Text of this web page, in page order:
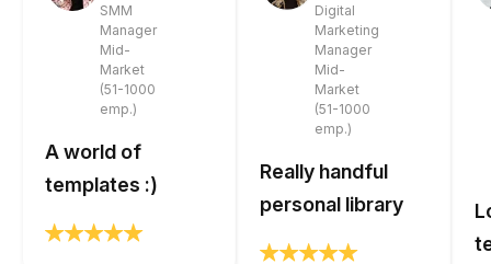
SMM
Manager
Mid-
Market
(51-1000
emp.)
A world of
templates :)
Digital
Marketing
Manager
Mid-
Market
(51-1000
emp.)
Really handful
personal library